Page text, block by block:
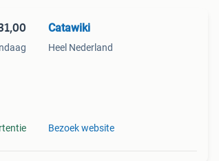
Catawiki
Heel Nederland
Bezoek website